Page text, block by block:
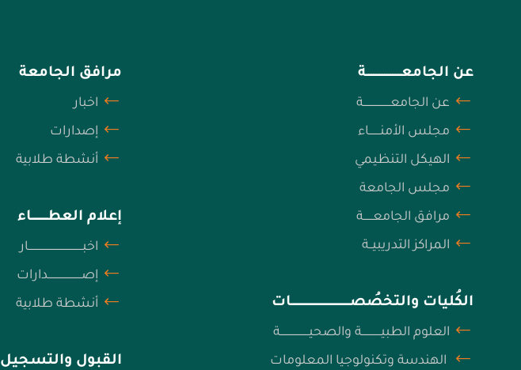
عن الجامعــــــــــــــــــــــة
عن الجامعـــــــــــــــــة
مجلس الأمنـــــــاء
الهيكل التنظيمي
مجلس الجامعة
مرافق الجامعــــــة
المراكز التدريبيــة
الكُليات والتخصُصـــــــــــــــــــــــــــــــــــــات
العلوم الطبيــــــــــــة والصحيــــــــــــــــــة
الهندسة وتكنولوجيا المعلومات
مرافق الجامعة
اخبار
إصدارات
أنشطة طلابية
إعلام العطــــــــــاء
اخبــــــــــــــــــــــــــــــــــار
إصـــــــــــــــــــــدارات
أنشطة طلابية
القبول والتسجيل